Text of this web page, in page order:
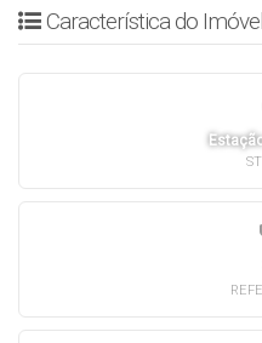
Característica do